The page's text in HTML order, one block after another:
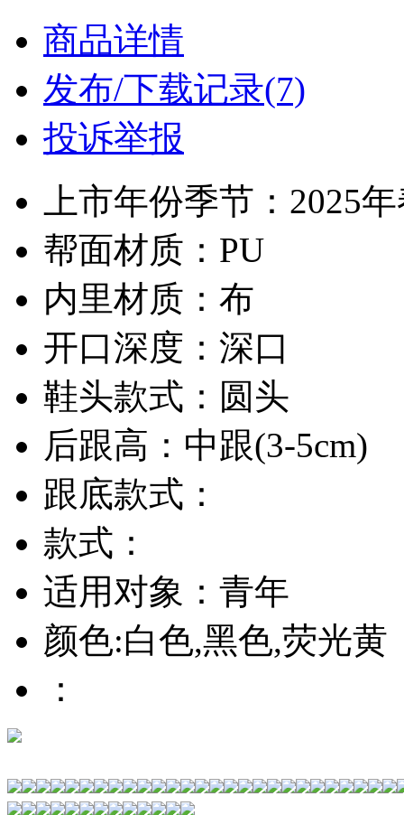
商品详情
发布/下载记录(7)
投诉举报
上市年份季节：2025
帮面材质：PU
内里材质：布
开口深度：深口
鞋头款式：圆头
后跟高：中跟(3-5cm)
跟底款式：
款式：
适用对象：青年
颜色:白色,黑色,荧光黄
：